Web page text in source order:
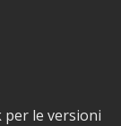
per le versioni